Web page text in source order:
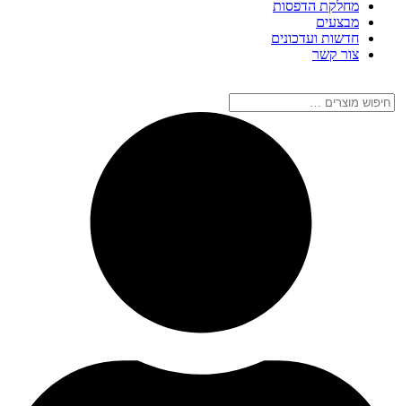
מחלקת הדפסות
מבצעים
חדשות ועדכונים
צור קשר
חיפוש
מוצרים